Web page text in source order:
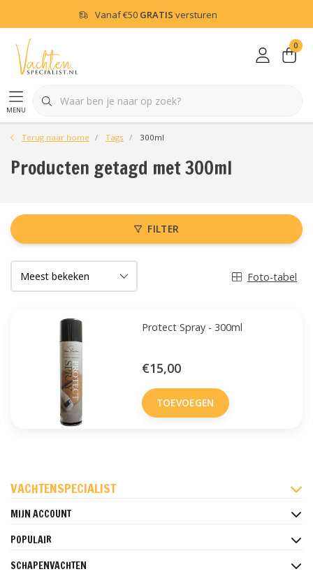
Vanaf€50 GRATIS versturen
menu
0
Terug naar home Tags 300ml
Producten getagd met 300ml
FILTER
Foto-tabel
Protect Spray - 300ml
€15,00
TOEVOEGEN
VACHTENSPECIALIST
MIJN ACCOUNT
POPULAIR
SCHAPENVACHTEN